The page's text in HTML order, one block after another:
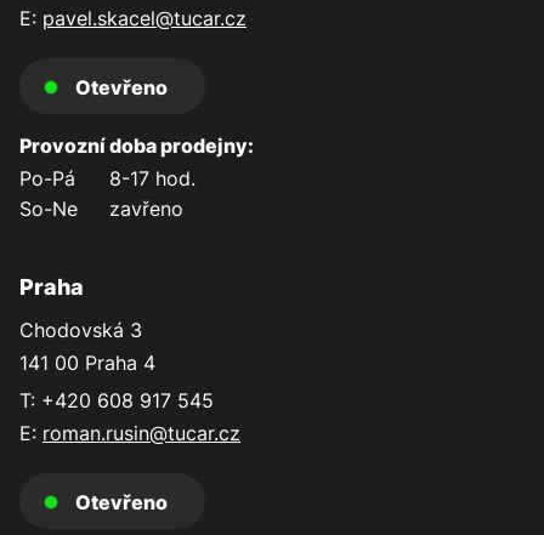
E: pavel.skacel@tucar.cz
Otevřeno
Provozní doba prodejny:
Po-Pá
8-17 hod.
So-Ne
zavřeno
Praha
Chodovská 3
141 00 Praha 4
T: +420 608 917 545
E: roman.rusin@tucar.cz
Otevřeno